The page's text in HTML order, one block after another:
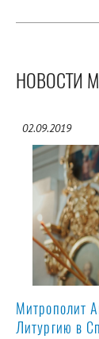
НОВОСТИ
02.09.2019
Митрополит
Литургию в